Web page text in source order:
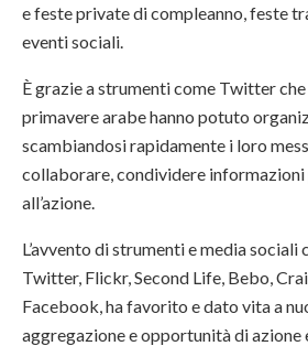
e feste private di compleanno, feste
eventi sociali.
È grazie a strumenti come Twitter
primavere arabe hanno potuto
scambiandosi rapidamente i loro
collaborare, condividere
all’azione.
L’avvento di strumenti e media sociali
Twitter, Flickr, Second Life, Bebo,
Facebook, ha favorito e dato vita a
aggregazione e opportunità di azione